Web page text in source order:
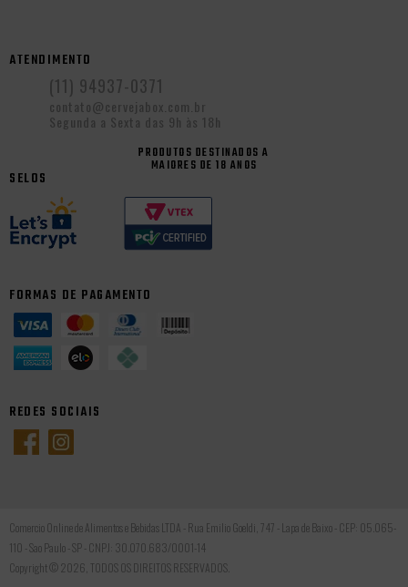
ATENDIMENTO
(11) 94937-0371
contato@cervejabox.com.br
Segunda a Sexta das 9h às 18h
PRODUTOS DESTINADOS A
MAIORES DE 18 ANOS
SELOS
FORMAS DE PAGAMENTO
REDES SOCIAIS
Comercio Online de Alimentos e Bebidas LTDA - Rua Emilio Goeldi, 747 - Lapa de Baixo - CEP: 05.065-
110 - Sao Paulo - SP - CNPJ: 30.070.683/0001-14
Copyright © 2026, TODOS OS DIREITOS RESERVADOS.